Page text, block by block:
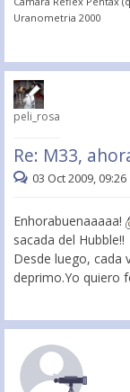
Uranometria 2000
peli_rosa
Re: M33,
03 Oct 2009, 09:26
Enhorabuenaaaaa!
sacada del Hubble!!
Desde luego, cada
deprimo.Yo quiero